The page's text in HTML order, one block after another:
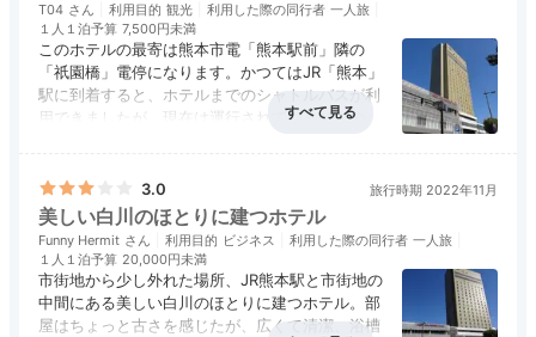
T04 利用目的 観光 利用した際の同行者 一人旅
１人１泊予算 7,500円未満
このホテルの最寄は熊本市電「熊本駅前」隣の
「祇園橋」電停になります。かつてはJR「熊本」
駅に到着すると、ホテルまでのシャトルバスが利
用できましたが、現在は運行されていませんの
り「熊本駅」に向かうか、あるいは市電で「辛島
町」方面に向かうかになります。そのあたりを考
えてホテルに向かうのが良いと思います。
食事・ドリンク
評価なし
3.0 旅行時期 2022年11月
美しい白川のほとりに建つホテル
Funny Hermit 利用目的 ビジネス 利用した際の同行者 一人旅
１人１泊予算 20,000円未満
市街地から少し外れた場所、JR熊本駅と市街地の
中間にある美しい白川のほとりに建つホテル。部
屋はちょっと古さを感じたが、広くて清潔、浴槽